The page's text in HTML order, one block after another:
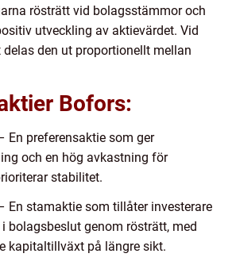
rösträtt vid bolagsstämmor och
utveckling av aktievärdet. Vid
den ut proportionellt mellan
Bofors:
En preferensaktie som ger
och en hög avkastning för
stabilitet.
En stamaktie som tillåter investerare
bolagsbeslut genom rösträtt, med
kapitaltillväxt på längre sikt.